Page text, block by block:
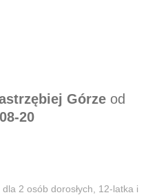
Górze od
20
2 osób dorosłych, 12-latka i